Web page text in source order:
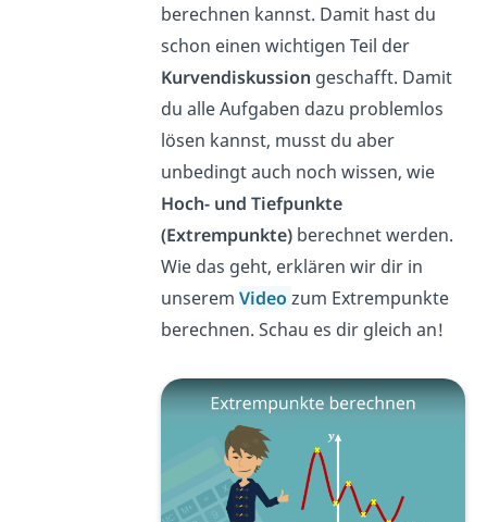
berechnen kannst. Damit hast du
schon einen wichtigen Teil der
Kurvendiskussion geschafft. Damit
du alle Aufgaben dazu problemlos
lösen kannst, musst du aber
unbedingt auch noch wissen, wie
Hoch- und Tiefpunkte
(Extrempunkte) berechnet werden.
Wie das geht, erklären wir dir in
unseremVideozum Extrempunkte
berechnen. Schau es dir gleich an!